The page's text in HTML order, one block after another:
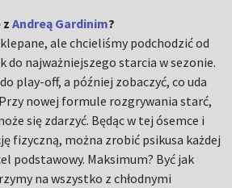
zAndreą Gardinim?
ale chcieliśmy podchodzić od
do najważniejszego starcia w sezonie.
play-off, a później zobaczyć, co uda
nowej formule rozgrywania starć,
się zdarzyć. Będąc w tej ósemce i
fizyczną, można zrobić psikusa każdej
podstawowy. Maksimum? Być jak
na wszystko z chłodnymi